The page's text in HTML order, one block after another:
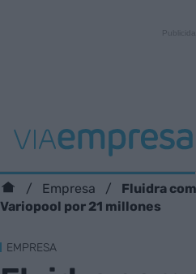
Empresa
Fluidra
Variopool por 21 millones
EMPRESA